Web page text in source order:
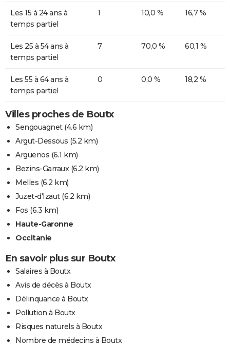
Les 15 à 24 ans à
temps partiel
1 10,0 % 16,7 %
Les 25 à 54 ans à
temps partiel
7 70,0 % 60,1 %
Les 55 à 64 ans à
temps partiel
0 0,0 % 18,2 %
Villes proches de Boutx
Sengouagnet(4.6 km)
Argut-Dessous (5.2 km)
Arguenos (6.1 km)
Bezins-Garraux(6.2 km)
Melles (6.2 km)
Juzet-d'Izaut(6.2 km)
Fos (6.3 km)
Haute-Garonne
Occitanie
En savoir plus sur Boutx
Salaires à Boutx
Avis de décès à Boutx
Délinquance à Boutx
Pollution à Boutx
Risques naturels à Boutx
Nombre de médecins à Boutx